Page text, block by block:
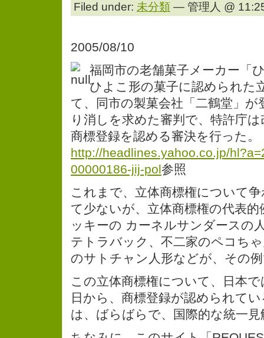
Filed under: 未分類 — 管理人 @
2005/08/10
福岡市の老舗菓子メーカー「
ひよこ形の菓子に認められた
て、同市の製菓会社「二鶴堂」
り消しを求めた審判で、特許庁
商標登録を認める審決を行った。
http://headlines.yahoo.co.jp/
00000186-jij-pol参照
これまで、立体商標権について
て少ないが、立体商標権の代表
ッキーの カーネルサンダースの
テトラバック、不二家のペコち
のサトチャン人形などが、その
この立体商標権について、日本
日から、商標登録が認められて
は、ばらばらで、国際的な統一